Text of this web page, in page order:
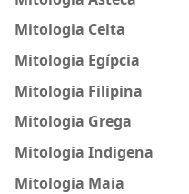
Mitologia Celta
Mitologia Egípcia
Mitologia Filipina
Mitologia Grega
Mitologia Indigena
Mitologia Maia